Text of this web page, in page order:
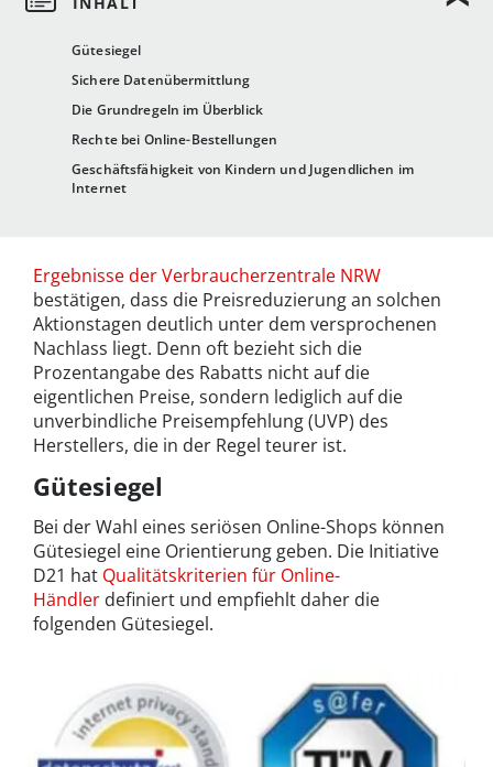
Gütesiegel
Sichere Datenübermittlung
Die Grundregeln im Überblick
Rechte bei Online-Bestellungen
Geschäftsfähigkeit von Kindern und Jugendlichen im
Internet
Ergebnisse der Verbraucherzentrale NRW
bestätigen, dass die Preisreduzierung an solchen
Aktionstagen deutlich unter dem versprochenen
Nachlass liegt. Denn oft bezieht sich die
Prozentangabe des Rabatts nicht auf die
eigentlichen Preise, sondern lediglich auf die
unverbindliche Preisempfehlung (UVP) des
Herstellers, die in der Regel teurer ist.
Gütesiegel
Bei der Wahl eines seriösen Online-Shops können
Gütesiegel eine Orientierung geben. Die Initiative
D21 hat Qualitätskriterien für Online-
Händler definiert und empfiehlt daher die
folgenden Gütesiegel.